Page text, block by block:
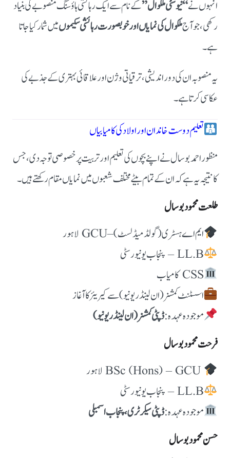
انہوں نے“نیو سٹی ملکوال”کے نام سے ایک رہائشی ہاؤسنگ منصوبے کی بنیاد
رکھی، جو آجملکوال کی نمایاں اور خوبصورت رہائشی سکیموںمیں شمار کیا جاتا
ہے۔
یہ منصوبہ ان کی دور اندیشی، ترقیاتی وژن اور علاقائی بہتری کے جذبے کی
عکاسی کرتا ہے۔
تعلیم دوست خاندان اور اولاد کی کامیابیاں
منظور احمد بوسال نے اپنے بچوں کی تعلیم اور تربیت پر خصوصی توجہ دی، جس
کا نتیجہ یہ ہے کہ ان کے تمام بیٹے مختلف شعبوں میں نمایاں مقام رکھتے ہیں۔
طلعت محمود بوسال
ایم اے ہسٹری (گولڈ میڈلسٹ) – GCU لاہور
اسسٹنٹ کمشنر (ان لینڈ ریونیو) سے کیریئر کا آغاز
موجودہ عہدہ:ڈپٹی کمشنر (ان لینڈ ریونیو)
فرحت محمود بوسال
BSc (Hons) – GCU لاہور
موجودہ عہدہ:ڈپٹی سیکرٹری، پنجاب اسمبلی
حسن محمود بوسال